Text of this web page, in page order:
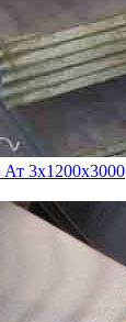
3х1200х3000